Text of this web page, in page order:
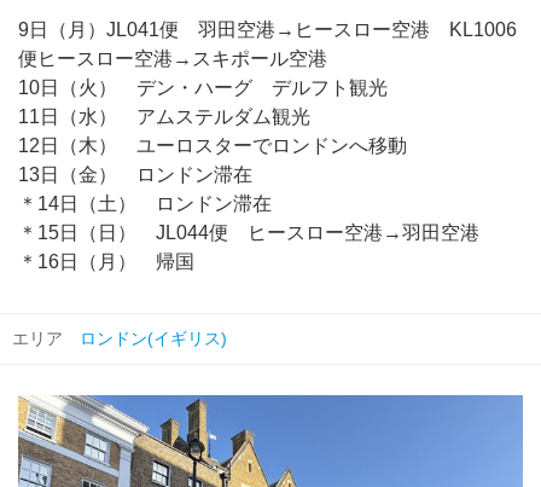
9日（月）JL041便 羽田空港→ヒースロー空港 KL1006
便ヒースロー空港→スキポール空港
10日（火） デン・ハーグ デルフト観光
11日（水） アムステルダム観光
12日（木） ユーロスターでロンドンへ移動
13日（金） ロンドン滞在
＊14日（土） ロンドン滞在
＊15日（日） JL044便 ヒースロー空港→羽田空港
＊16日（月） 帰国
エリア ロンドン(イギリス)